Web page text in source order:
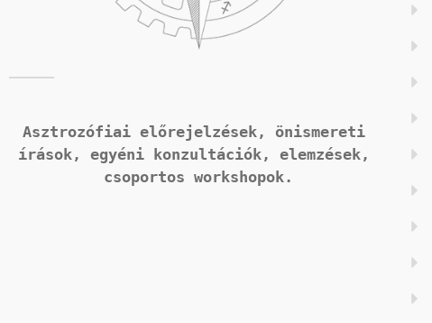
Asztrozófiai előrejelzések, önismereti
írások, egyéni konzultációk, elemzések,
csoportos workshopok.